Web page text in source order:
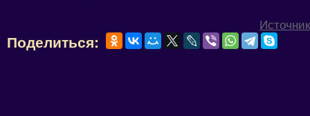
Источник
Поделиться: